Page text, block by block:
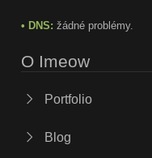
• DNS: žádné problémy.
O Imeow
Portfolio
Blog